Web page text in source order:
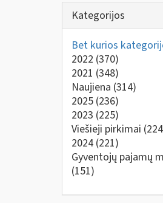
Kategorijos
Bet kurios
2022 (370)
2021 (348)
Naujiena (314)
2025 (236)
2023 (225)
Viešieji pirkimai
2024 (221)
Gyventojų pajamų
(151)